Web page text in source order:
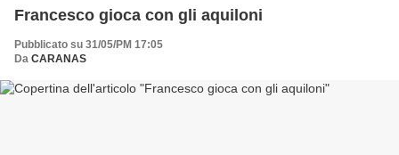
Francesco gioca con gli aquiloni
Pubblicato su 31/05/PM 17:05
Da CARANAS